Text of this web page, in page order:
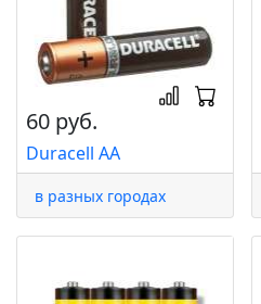
60 руб.
Duracell AA
в разных городах